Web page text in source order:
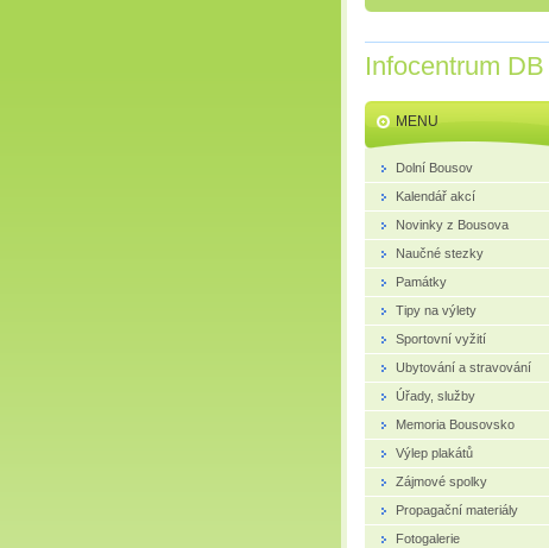
Infocentrum DB
MENU
Dolní Bousov
Kalendář akcí
Novinky z Bousova
Naučné stezky
Památky
Tipy na výlety
Sportovní vyžití
Ubytování a stravování
Úřady, služby
Memoria Bousovsko
Výlep plakátů
Zájmové spolky
Propagační materiály
Fotogalerie